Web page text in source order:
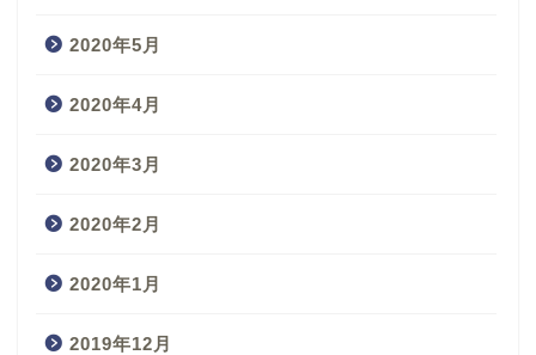
2020年5月
2020年4月
2020年3月
2020年2月
2020年1月
2019年12月